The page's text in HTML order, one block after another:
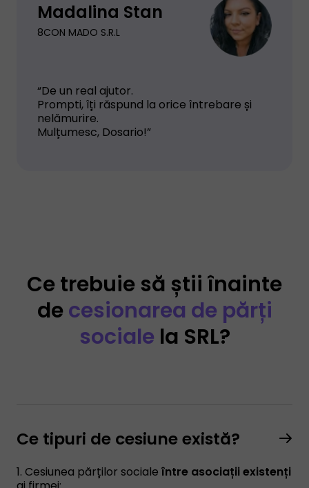
Madalina Stan
8CON MADO S.R.L
“De un real ajutor.
Prompti, îți răspund la orice întrebare și
nelămurire.
Mulțumesc, Dosario!”
Ce trebuie să știi înainte
decesionarea de părți
sociale la SRL?
Ce tipuri de cesiune există?
1. Cesiunea părților sociale între asociații existenți